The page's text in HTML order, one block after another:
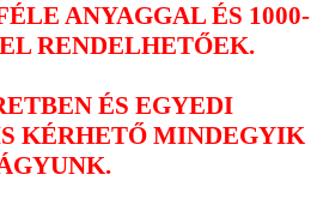
ANYAGGAL ÉS 1000-
RENDELHETŐEK.
ÉS EGYEDI
KÉRHETŐ MINDEGYIK